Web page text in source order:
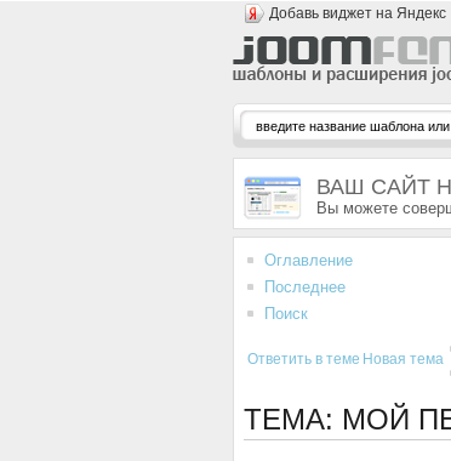
Добавь виджет на Яндекс
ВАШ САЙТ
Вы можете
Оглавление
Последнее
Поиск
Ответить в теме Новая тема
ТЕМА: МОЙ